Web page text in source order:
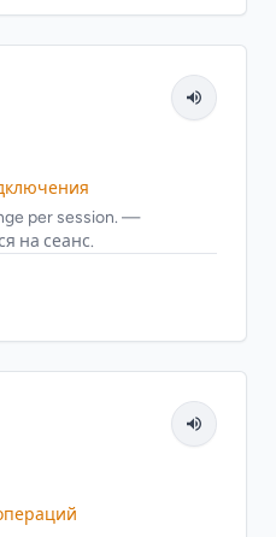
per session. —
на сеанс.